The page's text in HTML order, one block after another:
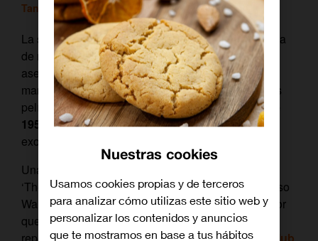
Tania Alonso Cascallana/ 5 febrero, 2019
La saga del ‘Expediente Warren’ nos ha asustado ya
de muchas formas diferentes. Con muñecas,
asesinatos, relojes que se paran a las 3:07 de la
mañana y presencias indeseables. La última de sus
películas, ‘La Monja’, nos traslada ala Rumanía de
1952
para vivir una historia de magia antigua,
exorcismos y demonios.
Una historia que enlaza con el resto de la saga de
‘The Conjuring’, obligatoria para los fans del universo
Warren. Por si aún queda algún fan del cine de terror
que aún no la haya visto (o para los que quieran
Nuestras cookies
Usamos cookies propias y de terceros
para analizar cómo utilizas este sitio web y
personalizar los contenidos y anuncios
que te mostramos en base a tus hábitos